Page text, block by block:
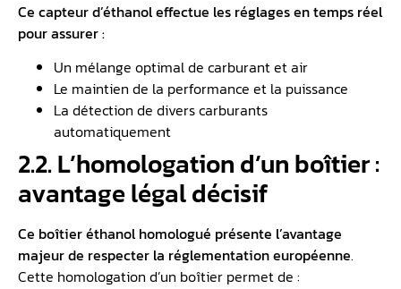
Ce capteur d’éthanol effectue les réglages en temps réel
pour assurer :
Un mélange optimal de carburant et air
Le maintien de la performance et la puissance
La détection de divers carburants
automatiquement
2.2. L’homologation d’un boîtier :
avantage légal décisif
Ce boîtier éthanol homologué présente l’avantage
majeur de respecter la réglementation européenne.
Cette homologation d’un boîtier permet de :